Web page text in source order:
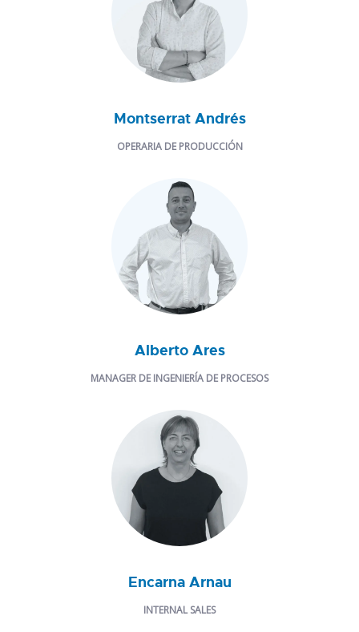
Montserrat Andrés
OPERARIA DE PRODUCCIÓN
Alberto Ares
MANAGER DE INGENIERÍA DE PROCESOS
Encarna Arnau
INTERNAL SALES